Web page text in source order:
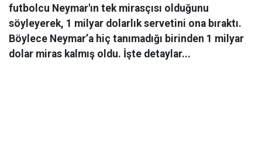
futbolcu Neymar'ın tek mirasçısı olduğunu
söyleyerek, 1 milyar dolarlık servetini ona bıraktı.
Böylece Neymar’a hiç tanımadığı birinden 1 milyar
dolar miras kalmış oldu. İşte detaylar...